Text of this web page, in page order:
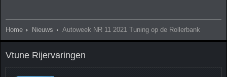
Home Nieuws Autoweek NR 11 2021 Tuning op de Rollerbank
Vtune Rijervaringen